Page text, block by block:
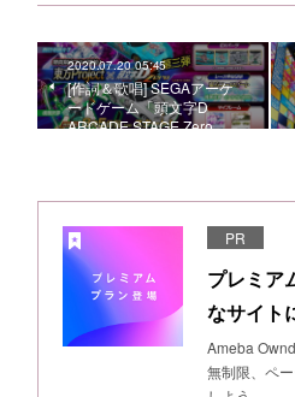
2020.07.20 05:45
[作詞＆歌唱] SEGAアーケ
ードゲーム「頭文字D
ARCADE STAGE Zero…
PR
プレミア
なサイト
Ameba
無制限、ペ